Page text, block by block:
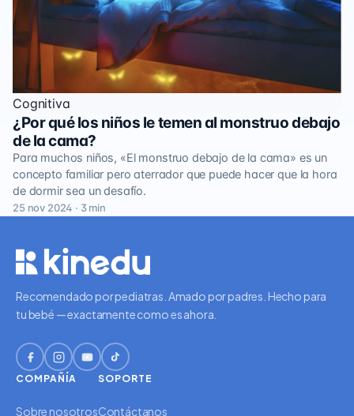
Cognitiva
¿Por qué los niños le temen al monstruo debajo
de la cama?
Para muchos niños, «El monstruo debajo de la cama» es un
concepto familiar pero aterrador que puede hacer que la hora
de dormir sea un desafío.
25 nov 2024 · 3 min
Recomendado por pediatras. Amado por padres. Hecho para
tu bebé — exactamente como es ahora.
COMPAÑÍA
Sobre nosotros
SOPORTE
Contáctanos